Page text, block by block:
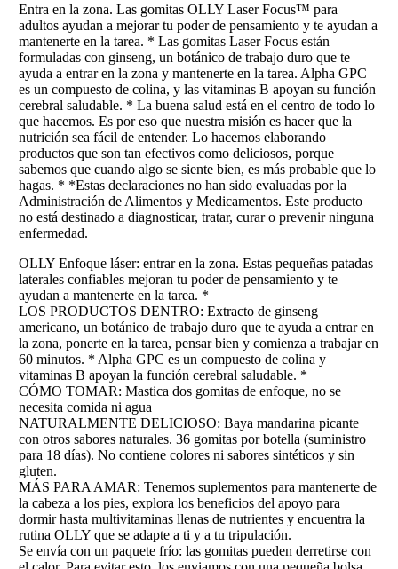
Entra en la zona. Las gomitas OLLY Laser Focus™ para
adultos ayudan a mejorar tu poder de pensamiento y te ayudan a
mantenerte en la tarea. * Las gomitas Laser Focus están
formuladas con ginseng, un botánico de trabajo duro que te
ayuda a entrar en la zona y mantenerte en la tarea. Alpha GPC
es un compuesto de colina, y las vitaminas B apoyan su función
cerebral saludable. * La buena salud está en el centro de todo lo
que hacemos. Es por eso que nuestra misión es hacer que la
nutrición sea fácil de entender. Lo hacemos elaborando
productos que son tan efectivos como deliciosos, porque
sabemos que cuando algo se siente bien, es más probable que lo
hagas. * *Estas declaraciones no han sido evaluadas por la
Administración de Alimentos y Medicamentos. Este producto
no está destinado a diagnosticar, tratar, curar o prevenir ninguna
enfermedad.
OLLY Enfoque láser: entrar en la zona. Estas pequeñas patadas
laterales confiables mejoran tu poder de pensamiento y te
ayudan a mantenerte en la tarea. *
LOS PRODUCTOS DENTRO: Extracto de ginseng
americano, un botánico de trabajo duro que te ayuda a entrar en
la zona, ponerte en la tarea, pensar bien y comienza a trabajar en
60 minutos. * Alpha GPC es un compuesto de colina y
vitaminas B apoyan la función cerebral saludable. *
CÓMO TOMAR: Mastica dos gomitas de enfoque, no se
necesita comida ni agua
NATURALMENTE DELICIOSO: Baya mandarina picante
con otros sabores naturales. 36 gomitas por botella (suministro
para 18 días). No contiene colores ni sabores sintéticos y sin
gluten.
MÁS PARA AMAR: Tenemos suplementos para mantenerte de
la cabeza a los pies, explora los beneficios del apoyo para
dormir hasta multivitaminas llenas de nutrientes y encuentra la
rutina OLLY que se adapte a ti y a tu tripulación.
Se envía con un paquete frío: las gomitas pueden derretirse con